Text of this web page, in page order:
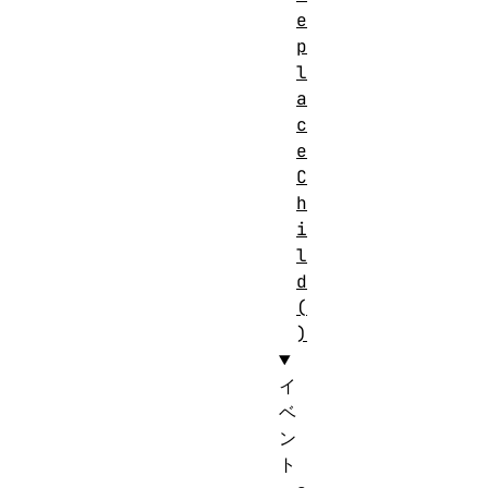
e
p
l
a
c
e
C
h
i
l
d
(
)
イ
ベ
ン
ト